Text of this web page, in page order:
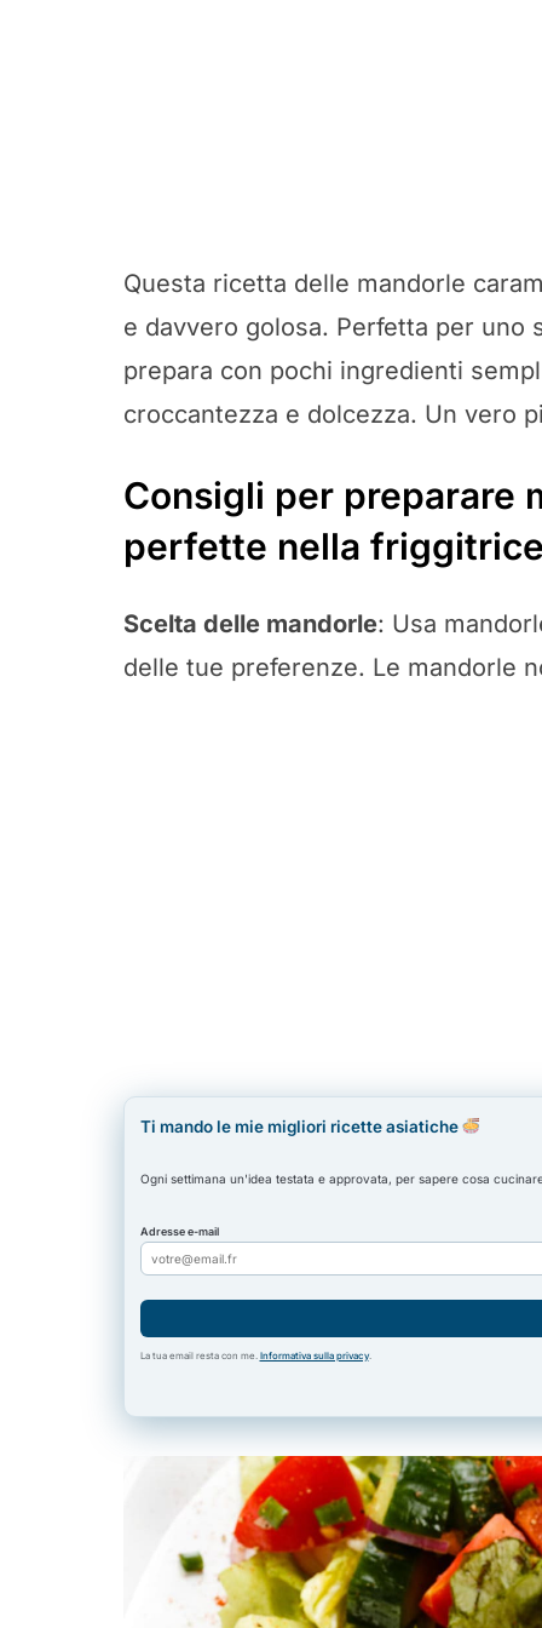
Questa ricetta delle mandorle
e davvero golosa. Perfetta per
prepara con pochi ingredienti
croccantezza e dolcezza. Un vero
Consigli per preparare
perfette nella
Scelta delle mandorle: Usa
delle tue preferenze. Le mandorle
Ti mando le mie migliori ricette asiatiche
Ogni settimana un'idea testata e approvata, per sapere cosa
Adresse e-mail
La tua email resta con me. Informativa sulla privacy.